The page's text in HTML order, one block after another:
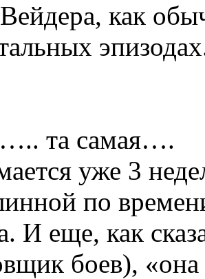
как
та самая….
уже 3
по
И еще, как
боев), «она